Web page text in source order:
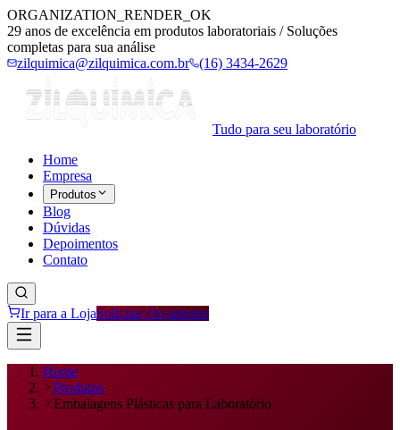
ORGANIZATION_RENDER_OK
29 anos de excelência em produtos laboratoriais / Soluções
completas para sua análise
zilquimica@zilquimica.com.br
(16) 3434-2629
Tudo para seu laboratório
Home
Empresa
Produtos
Blog
Dúvidas
Depoimentos
Contato
Ir para a LojaSolicitar Orçamento
Home
Produtos
Embalagens Plásticas para Laboratório